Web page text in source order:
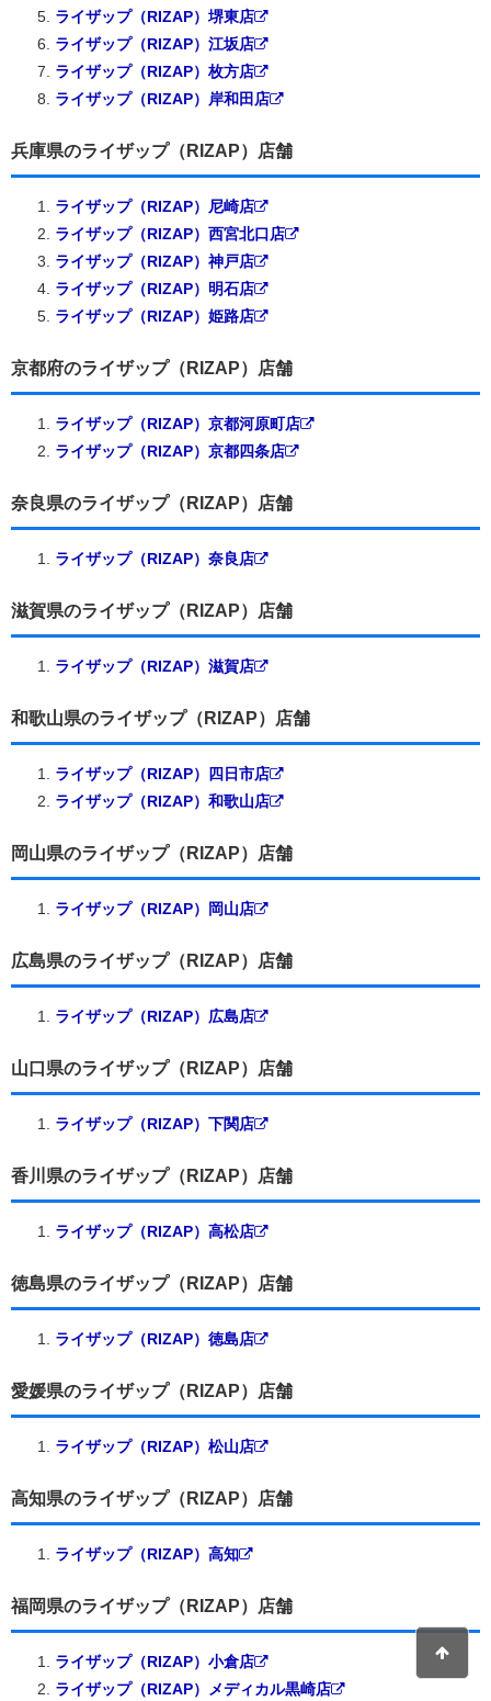
ライザップ（RIZAP）堺東店
ライザップ（RIZAP）江坂店
ライザップ（RIZAP）枚方店
ライザップ（RIZAP）岸和田店
兵庫県のライザップ（RIZAP）店舗
ライザップ（RIZAP）尼崎店
ライザップ（RIZAP）西宮北口店
ライザップ（RIZAP）神戸店
ライザップ（RIZAP）明石店
ライザップ（RIZAP）姫路店
京都府のライザップ（RIZAP）店舗
ライザップ（RIZAP）京都河原町店
ライザップ（RIZAP）京都四条店
奈良県のライザップ（RIZAP）店舗
ライザップ（RIZAP）奈良店
滋賀県のライザップ（RIZAP）店舗
ライザップ（RIZAP）滋賀店
和歌山県のライザップ（RIZAP）店舗
ライザップ（RIZAP）四日市店
ライザップ（RIZAP）和歌山店
岡山県のライザップ（RIZAP）店舗
ライザップ（RIZAP）岡山店
広島県のライザップ（RIZAP）店舗
ライザップ（RIZAP）広島店
山口県のライザップ（RIZAP）店舗
ライザップ（RIZAP）下関店
香川県のライザップ（RIZAP）店舗
ライザップ（RIZAP）高松店
徳島県のライザップ（RIZAP）店舗
ライザップ（RIZAP）徳島店
愛媛県のライザップ（RIZAP）店舗
ライザップ（RIZAP）松山店
高知県のライザップ（RIZAP）店舗
ライザップ（RIZAP）高知
福岡県のライザップ（RIZAP）店舗
ライザップ（RIZAP）小倉店
ライザップ（RIZAP）メディカル黒崎店